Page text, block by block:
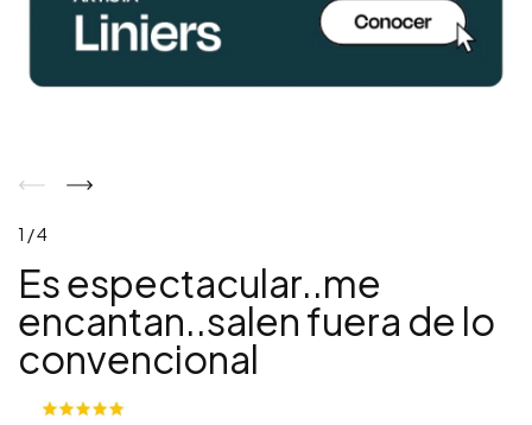
1 / 4
Es espectacular..me
encantan..salen fuera de lo
convencional